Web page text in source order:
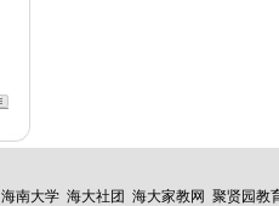
海南大学 海大社团 海大家教网 聚贤园教